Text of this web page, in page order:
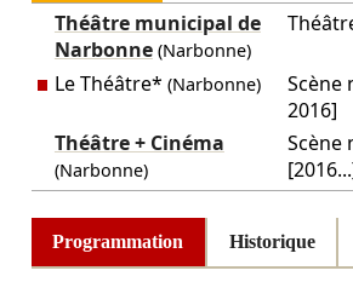
Théâtre municipal de
Narbonne(Narbonne)
Le Théâtre* (Narbonne)
Scène
2016]
Théâtre + Cinéma
(Narbonne)
Scène
Programmation Historique